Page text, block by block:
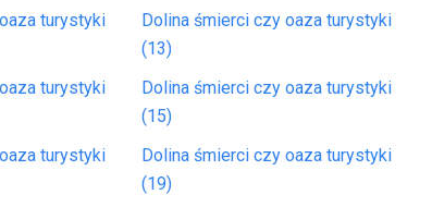
turystyki
Dolina śmierci czy oaza turystyki
(13)
turystyki
Dolina śmierci czy oaza turystyki
(15)
turystyki
Dolina śmierci czy oaza turystyki
(19)